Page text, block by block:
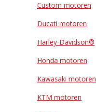
Custom motoren
Ducati motoren
Harley-Davidson®
Honda motoren
Kawasaki motoren
KTM motoren